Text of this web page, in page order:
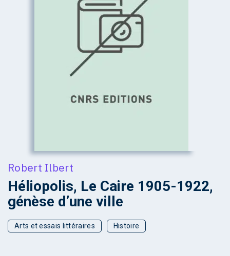
Robert Ilbert
Héliopolis, Le Caire 1905-1922,
génèse d’une ville
Arts et essais littéraires Histoire